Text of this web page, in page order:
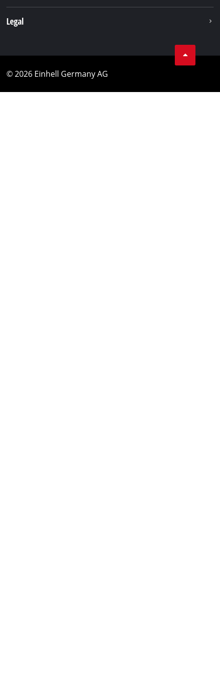
Legal
© 2026 Einhell Germany AG